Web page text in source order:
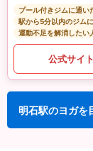
プール付きジムに通い
駅から5分以内のジム
運動不足を解消したい
公式サイ
明石駅のヨガを